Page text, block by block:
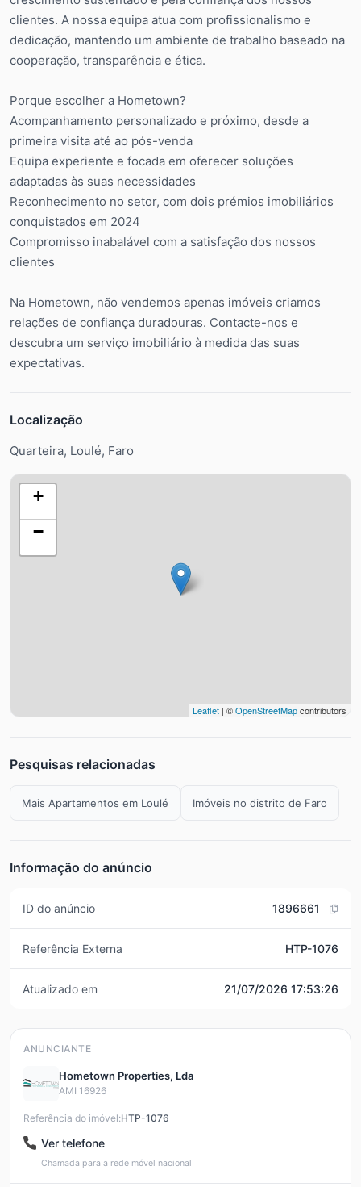
clientes. A nossa equipa atua com profissionalismo e
dedicação, mantendo um ambiente de trabalho baseado na
cooperação, transparência e ética.
Porque escolher a Hometown?
Acompanhamento personalizado e próximo, desde a
primeira visita até ao pós-venda
Equipa experiente e focada em oferecer soluções
adaptadas às suas necessidades
Reconhecimento no setor, com dois prémios imobiliários
conquistados em 2024
Compromisso inabalável com a satisfação dos nossos
clientes
Na Hometown, não vendemos apenas imóveis criamos
relações de confiança duradouras. Contacte-nos e
descubra um serviço imobiliário à medida das suas
expectativas.
Localização
Quarteira, Loulé, Faro
+
−
Leaflet | ©OpenStreetMapcontributors
Pesquisas relacionadas
Mais Apartamentos em Loulé Imóveis no distrito de Faro
Informação do anúncio
ID do anúncio 1896661
Referência Externa HTP-1076
Atualizado em 21/07/2026 17:53:26
ANUNCIANTE
Hometown Properties, Lda
AMI 16926
Referência do imóvel:HTP-1076
Ver telefone
Chamada para a rede móvel nacional